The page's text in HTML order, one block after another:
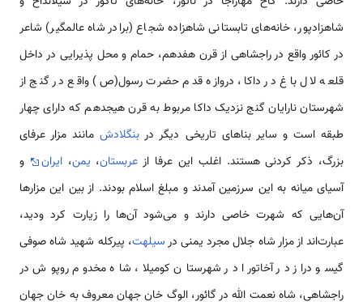
شاهزادپور، خانه‌های تابستانی شاهزاده شجاع (برادر شاه عالمگیر) شاعر
در کائور واقع در راجشاهی از قرن هفدهم، حمام و محل پذیرایی در داخل
قلعه لال باغ در داکا، دروازه قدم حضرت رسول(ص) واقع در گنج از
شهرستان نارایان گنج نزدیک داکا مربوط به قرن هیجدهم که دارای چهار
طبقه است و سایر بناهای تاریخی دیگر در بنگلادشمانند مزار عرفای
بزرگ، ذکر کردنی هستند. اغلب این عرفا از عربستان، یمن،ایران
و
آسیای میانه به این سرزمین آمدند و مبلغ اسلام بودند. از بین این مزارها
آن‌هایی که شهرت خاصی دارند و می‌شود آن‌ها را زیارت کرد ودید،
عبارت‌اند از مزار شاه جلال مجرد یمنی درسیلهت، پیرکله شهید شاه صوفی
گیسو دراز در آخاتورا در شهرستان کومیلا، شاه مخدوم روپوش در
راجشاهی، شاه نعمت الله در گائور، الوگ خان جهان معروف به خان جهان